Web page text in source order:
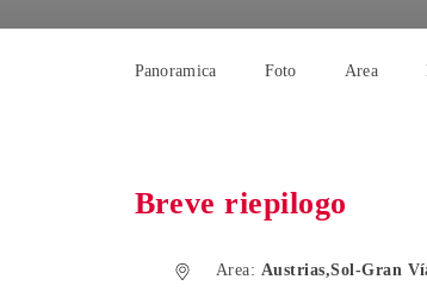
Panoramica Foto Area
Breve riepilogo
Area: Austrias,Sol-Gran